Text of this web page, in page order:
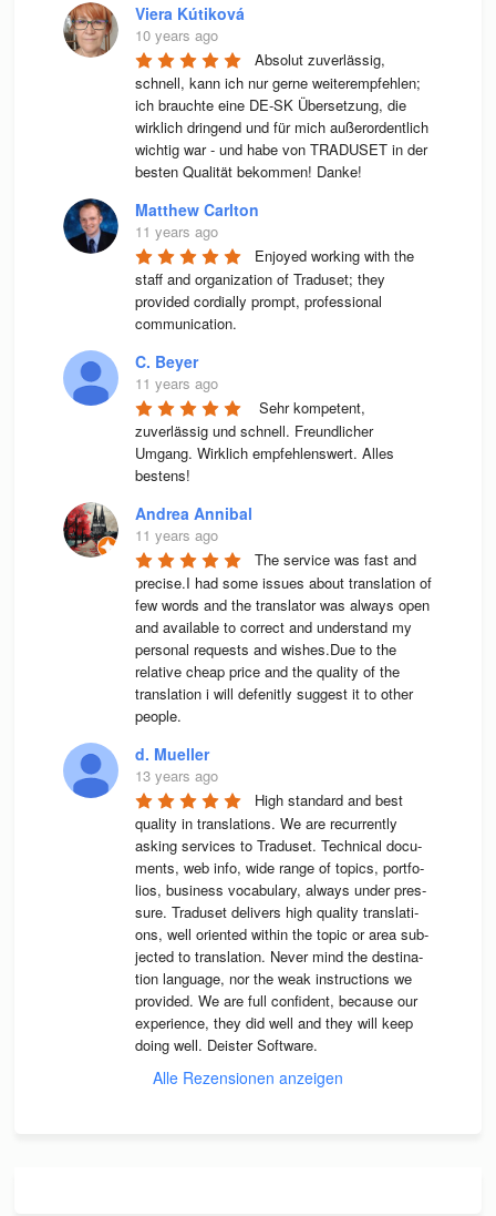
Viera Kútiková
10 years ago
Absolut zuverlässig,
schnell, kann ich nur gerne weiterempfehlen;
ich brauchte eine DE-SK Übersetzung, die
wirklich dringend und für mich außerordentlich
wichtig war - und habe von TRADUSET in der
besten Qualität bekommen! Danke!
Matthew Carlton
11 years ago
Enjoyed working with the
staff and organization of Traduset; they
provided cordially prompt, professional
communication.
C. Beyer
11 years ago
Sehr kompetent,
zuverlässig und schnell. Freundlicher
Umgang. Wirklich empfehlenswert. Alles
bestens!
Andrea Annibal
11 years ago
The service was fast and
precise.I had some issues about translation of
few words and the translator was always open
and available to correct and understand my
personal requests and wishes.Due to the
relative cheap price and the quality of the
translation i will defenitly suggest it to other
people.
d. Mueller
13 years ago
High stan­dard and best
qua­lity in trans­la­ti­ons. We are recur­rently
asking ser­vices to Tra­du­set. Tech­ni­cal docu­
ments, web info, wide range of topics, port­fo­
lios, busi­ness voca­bu­lary, always under pres­
sure. Tra­du­set deli­vers high qua­lity trans­la­ti­
ons, well ori­en­ted wit­hin the topic or area sub­
jec­ted to trans­la­tion. Never mind the desti­na­
tion lan­guage, nor the weak instruc­tions we
pro­vi­ded. We are full con­fi­dent, because our
expe­ri­ence, they did well and they will keep
doing well. Deis­ter Software.
Alle Rezensionen anzeigen